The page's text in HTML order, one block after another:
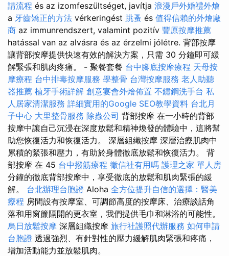
請流程 és az izomfeszültséget, javítja 浪漫戶外婚禮外燴
a 牙齒矯正的方法 vérkeringést 跳蚤 és 值得信賴的外燴廠
商 az immunrendszert, valamint pozitív 豐原按摩推薦
hatással van az alvásra és az érzelmi jólétre. 背部按摩
讓背部按摩提供快速有效的解決方案，只需 30 分鐘即可緩
解緊張和肌肉疼痛。 - 聚餐套餐 台中腳底按摩療程 天母按
摩療程 台中排毒按摩服務 學整骨 台灣按摩服務 老人助聽
器推薦 植牙手術詳解 創意宴會外燴佈置 不鏽鋼洗手台 私
人居家清潔服務 詳細實用的Google SEO教學資料 台北月
子中心 大里整骨服務 除蟲公司 背部按摩 在一小時的背部
按摩中讓自己沉浸在深度放鬆和精神煥發的體驗中，這將幫
助您恢復活力和恢復活力。 深層組織按摩 深層治療肌肉中
累積的緊張和壓力，有助於身體徹底放鬆和恢復活力。 背
部按摩 在 45 台中撥筋療程 徵信社有用嗎 護理之家 單人房
分鐘的徹底背部按摩中，享受徹底的放鬆和肌肉緊張的緩
解。 台北辦理台胞證 Aloha 全方位提升自信的選擇：醫美
療程 房間設有按摩室、可調節高度的按摩床、治療談話角
落和用窗簾隔開的更衣室，我們提供毛巾和淋浴的可能性。
烏日放鬆按摩 深層組織按摩 旅行社護照代辦服務 如何申請
台胞證 透過強烈、有針對性的壓力緩解肌肉緊張和疼痛，
增加活動能力並放鬆肌肉。